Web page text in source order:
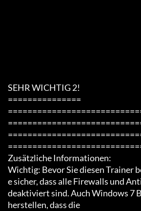
SEHR WICHTIG 2!
===============
Zusätzliche Informationen:
Wichtig: Bevor Sie diesen Trainer
e sicher, dass alle Firewalls und
deaktiviert sind. Auch Windows 7
herstellen, dass die